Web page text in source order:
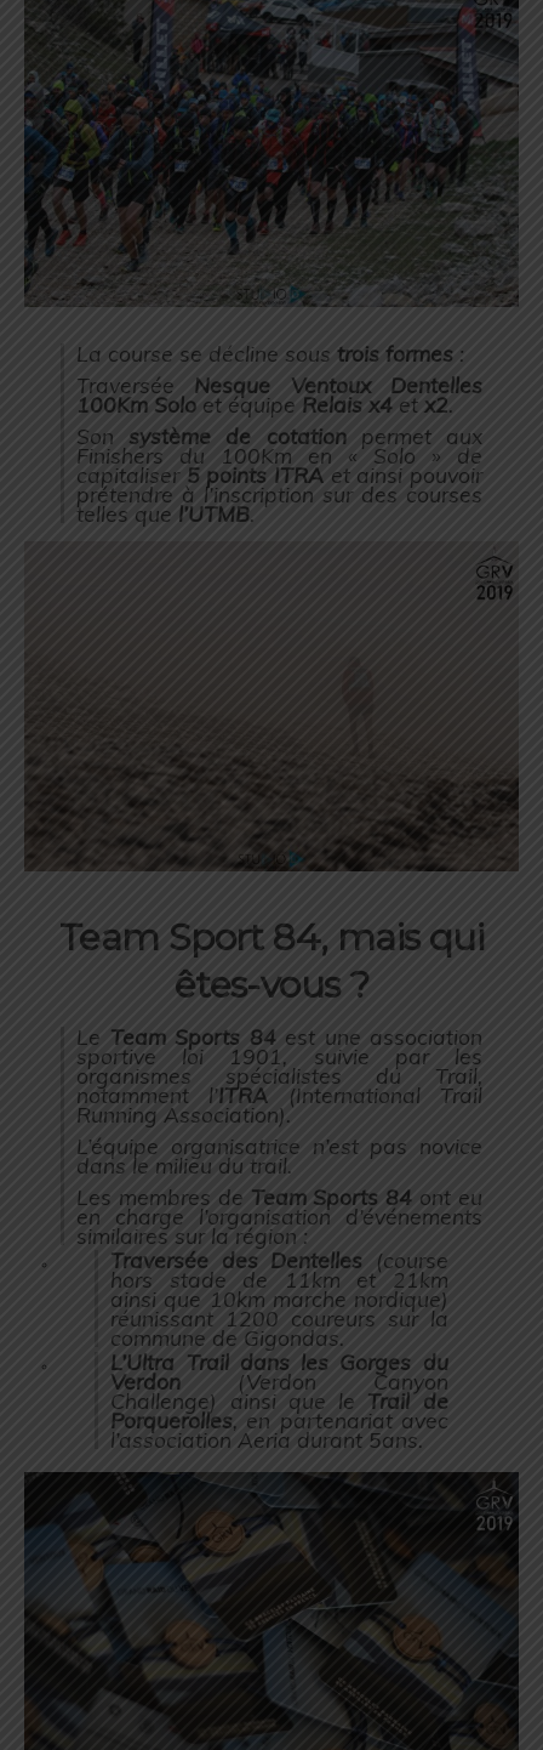
La course se décline sous trois formes :
Traversée Nesque Ventoux Dentelles
100Km Solo et équipe Relais x4 et x2.
Sonsystème de cotationpermet aux
Finishers du 100Km en « Solo » de
capitaliser 5 points ITRA et ainsi pouvoir
prétendre à l’inscription sur des courses
telles que l’UTMB.
Team Sport 84, mais qui
êtes-vous ?
Le Team Sports 84est une association
sportive loi 1901, suivie par les
organismes spécialistes du Trail,
notamment l’ITRA (International Trail
Running Association).
L’équipe organisatrice n’est pas novice
dans le milieu du trail.
Les membres de Team Sports 84 ont eu
en charge l’organisation d’événements
similaires sur la région :
Traversée des Dentelles (course
hors stade de 11km et 21km
ainsi que 10km marche nordique)
réunissant 1200 coureurs sur la
commune de Gigondas.
L’Ultra Trail dans les Gorges du
Verdon (Verdon Canyon
Challenge) ainsi que le Trail de
Porquerolles, en partenariat avec
l’association Aeria durant 5ans.